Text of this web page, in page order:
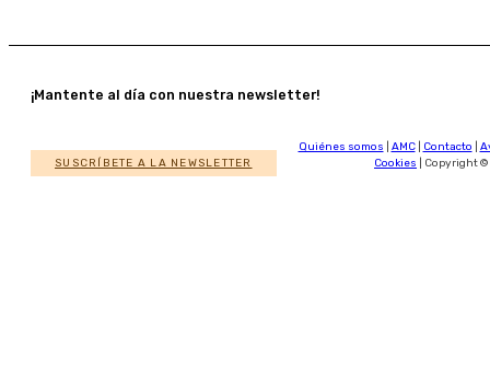
¡Mantente al día con nuestra newsletter!
SUSCRÍBETE A LA NEWSLETTER
Quiénes somos AMC| Contacto
Cookies | Copyright